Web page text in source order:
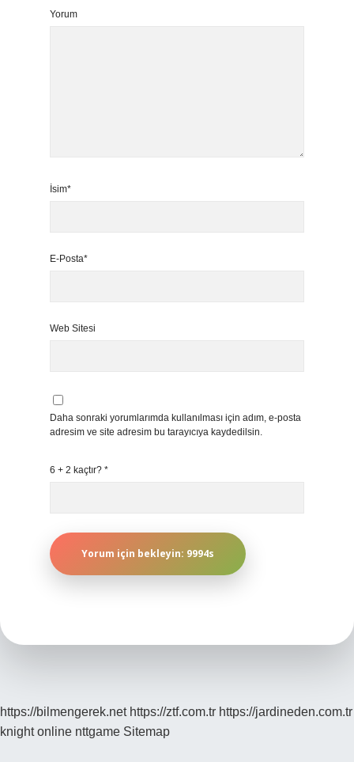
Yorum
İsim*
E-Posta*
Web Sitesi
Daha sonraki yorumlarımda kullanılması için adım, e-posta
adresim ve site adresim bu tarayıcıya kaydedilsin.
6 + 2 kaçtır? *
https://bilmengerek.net https://ztf.com.tr https://jardineden.com.tr
knight online nttgame Sitemap